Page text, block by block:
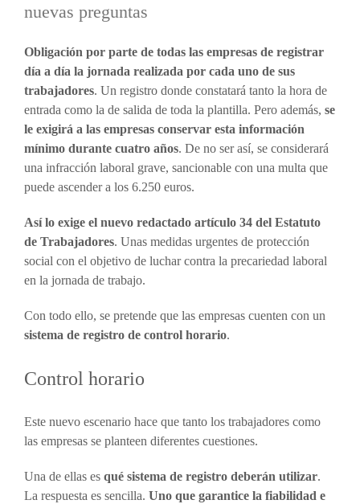
nuevas preguntas
Obligación por parte de todas las empresas de registrar
día a día la jornada realizada por cada uno de sus
trabajadores. Un registro donde constatará tanto la hora de
entrada como la de salida de toda la plantilla. Pero además, se
le exigirá a las empresas conservar esta información
mínimo durante cuatro años. De no ser así, se considerará
una infracción laboral grave, sancionable con una multa que
puede ascender a los 6.250 euros.
Así lo exige el nuevo redactado artículo 34 del Estatuto
de Trabajadores. Unas medidas urgentes de protección
social con el objetivo de luchar contra la precariedad laboral
en la jornada de trabajo.
Con todo ello, se pretende que las empresas cuenten con un
sistema de registro de control horario.
Control horario
Este nuevo escenario hace que tanto los trabajadores como
las empresas se planteen diferentes cuestiones.
Una de ellas es qué sistema de registro deberán utilizar.
La respuesta es sencilla. Uno que garantice la fiabilidad e